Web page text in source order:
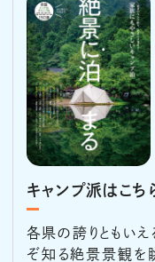
キャンプ派はこち
各県の誇りともい
ぞ知る絶景景観を